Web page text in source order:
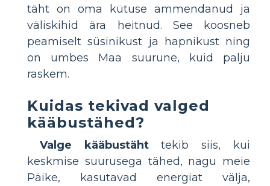
täht on oma kütuse ammendanud ja
väliskihid ära heitnud. See koosneb
peamiselt süsinikust ja hapnikust ning
on umbes Maa suurune, kuid palju
raskem.
Kuidas tekivad valged
kääbustähed?
Valge kääbustähttekib siis, kui
keskmise suurusega tähed, nagu meie
Päike, kasutavad energiat välja,